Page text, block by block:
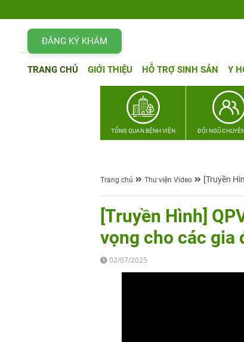
ĐĂNG KÝ KHÁM
TRANG CHỦ GIỚI THIỆU HỖ TRỢ SINH SẢN Y
TỔNG QUAN BỆNH VIỆN ĐỘI NGŨ
Trang chủ Thư viện Video [Truyền
[Truyền Hình]
vọng cho các gia
02/07/2025